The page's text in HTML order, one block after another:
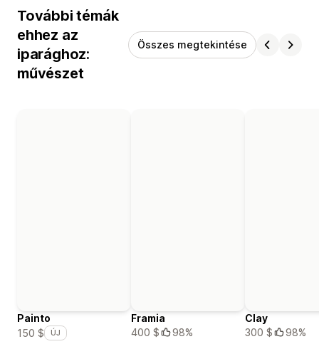
További témák
ehhez az
iparághoz:
művészet
Összes megtekintése
Painto
150 $
ÚJ
Framia
400 $
98%
Clay
300 $
98%